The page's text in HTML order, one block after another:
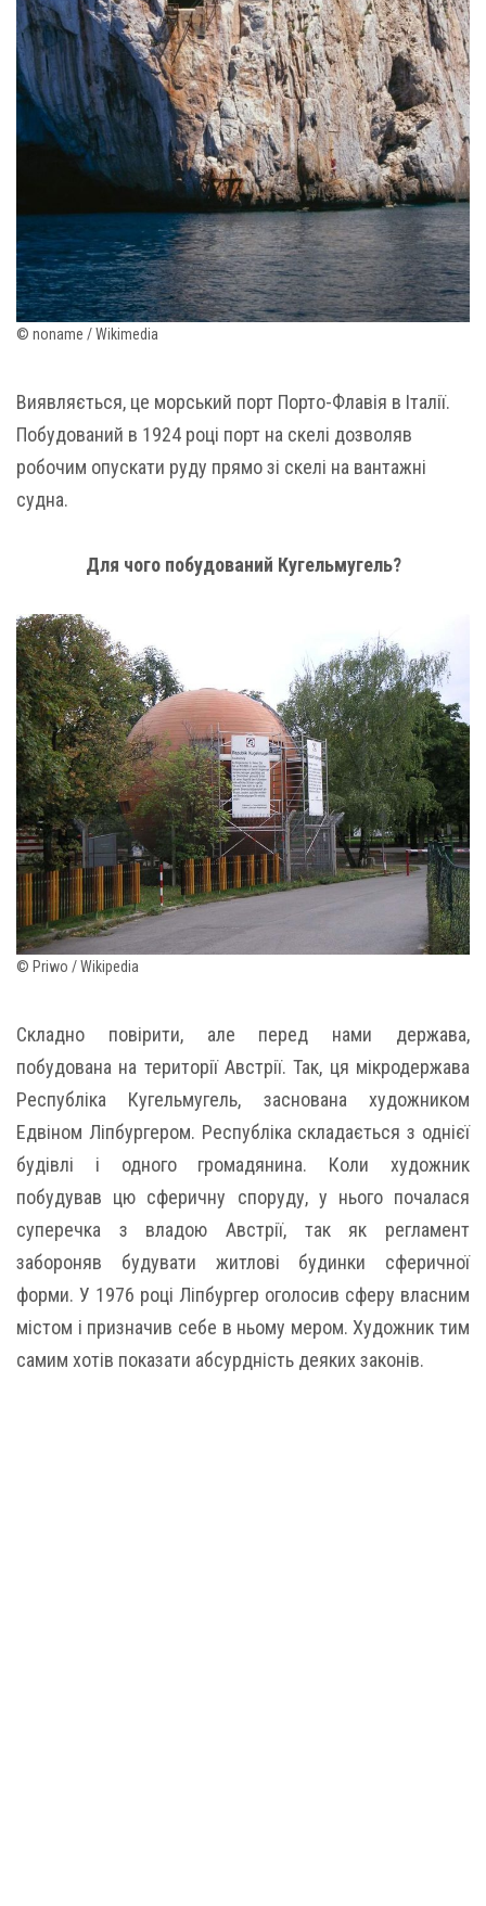
© noname / Wikimedia
Виявляється, це морський порт Порто-Флавія в Італії.
Побудований в 1924 році порт на скелі дозволяв
робочим опускати руду прямо зі скелі на вантажні
судна.
Для чого побудований Кугельмугель?
© Priwo / Wikipedia
Складно повірити, але перед нами держава,
побудована на території Австрії. Так, ця мікродержава
Республіка Кугельмугель, заснована художником
Едвіном Ліпбургером. Республіка складається з однієї
будівлі і одного громадянина. Коли художник
побудував цю сферичну споруду, у нього почалася
суперечка з владою Австрії, так як регламент
забороняв будувати житлові будинки сферичної
форми. У 1976 році Ліпбургер оголосив сферу власним
містом і призначив себе в ньому мером. Художник тим
самим хотів показати абсурдність деяких законів.